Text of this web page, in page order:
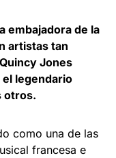
embajadora de la
artistas tan
Jones
legendario
otros.
como una de las
francesa e